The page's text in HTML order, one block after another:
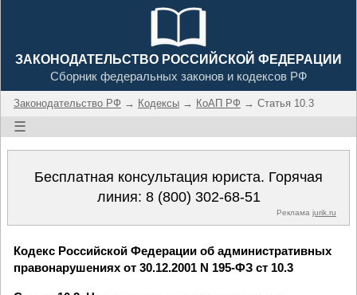
ЗАКОНОДАТЕЛЬСТВО РОССИЙСКОЙ ФЕДЕРАЦИИ
Сборник федеральных законов и кодексов РФ
Законодательство РФ → Кодексы → КоАП РФ → Статья 10.3
☰
Бесплатная консультация юриста. Горячая
линия: 8 (800) 302-68-51
Реклама jurik.ru
Кодекс Российской Федерации об административных
правонарушениях от 30.12.2001 N 195-ФЗ ст 10.3